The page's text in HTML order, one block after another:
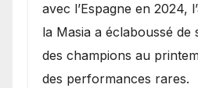
avec l’Espagne en 2024,
la Masia a éclaboussé de
des champions au
des performances rares.